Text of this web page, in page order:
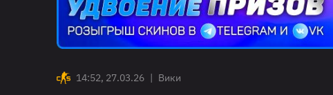
14:52, 27.03.26 | Вики